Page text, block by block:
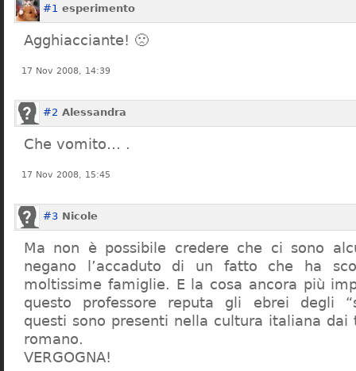
#1 esperimento
Agghiacciante! 🙁
17 Nov 2008, 14:39
#2 Alessandra
Che vomito… .
17 Nov 2008, 15:45
#3 Nicole
Ma non è possibile credere che ci sono
negano l’accaduto di un fatto che ha
moltissime famiglie. E la cosa ancora più
questo professore reputa gli ebrei degli
questi sono presenti nella cultura italiana dai
romano.
VERGOGNA!